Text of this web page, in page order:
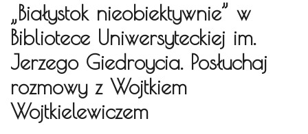
„Białystok nieobiektywnie” w
Bibliotece Uniwersyteckiej im.
Jerzego Giedroycia. Posłuchaj
rozmowy z Wojtkiem
Wojtkielewiczem